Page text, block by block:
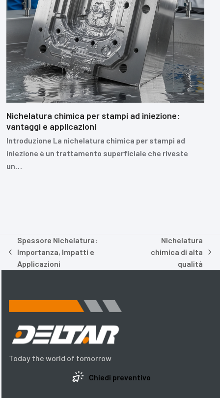
Nichelatura chimica per stampi ad iniezione:
vantaggi e applicazioni
Introduzione La nichelatura chimica per stampi ad
iniezione è un trattamento superficiale che riveste
un…
post
precedente:
Spessore Nichelatura:
Importanza, Impatti e
Applicazioni
articolo
successivo:
NIchelatura
chimica di alta
qualità
Today the world of tomorrow
Chiedi preventivo